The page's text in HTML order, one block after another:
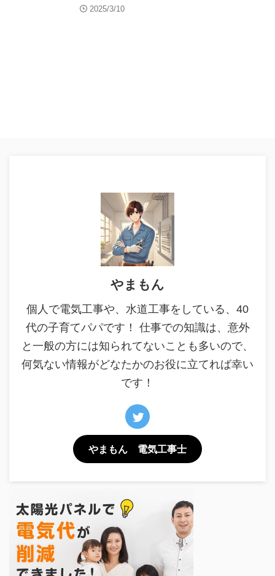
2025/3/10
やまもん
個人で電気工事や、水道工事をしている、40
代の子育てパパです！ 仕事での知識は、意外
と一般の方には知られてないことも多いので、
何気ない情報がどなたかのお役に立てれば幸い
です！
やまもん 電気工事士